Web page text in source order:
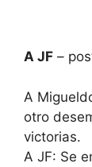
A JF –
A
otro
victorias.
A JF: Se